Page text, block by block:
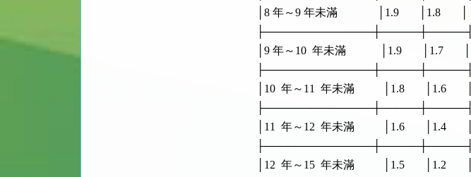
      │8 年～9 年未滿              │1.9       │1.8       │
      ├──────────────┼─────┼─────┤
      │9 年～10  年未滿            │1.9       │1.7       │
      ├──────────────┼─────┼─────┤
      │10  年～11  年未滿          │1.8       │1.6       │
      ├──────────────┼─────┼─────┤
      │11  年～12  年未滿          │1.6       │1.4       │
      ├──────────────┼─────┼─────┤
      │12  年～15  年未滿          │1.5       │1.2       │